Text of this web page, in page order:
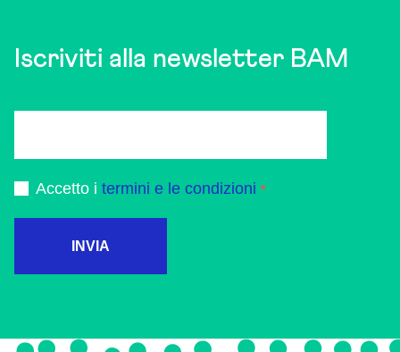
Iscriviti alla newsletter BAM
Accetto i termini e le condizioni
INVIA